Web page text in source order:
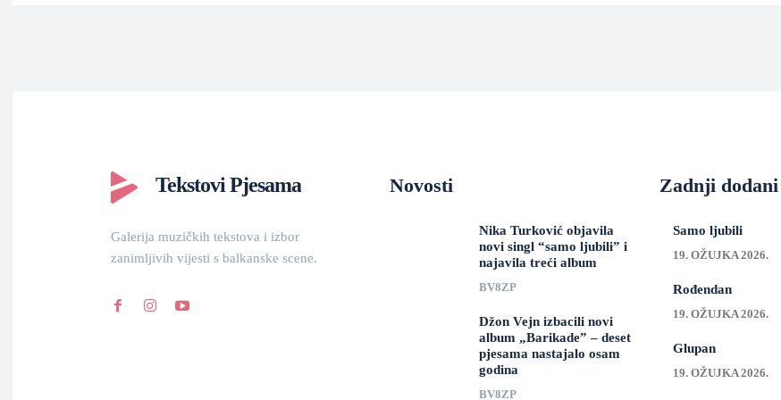
Tekstovi Pjesama
Galerija muzičkih tekstova i izbor
zanimljivih vijesti s balkanske scene.
Novosti
Nika Turković objavila
novi singl “samo ljubili” i
najavila treći album
BV8ZP
Džon Vejn izbacili novi
album „Barikade” – deset
pjesama nastajalo osam
godina
BV8ZP
Zadnji
Samo ljubili
19. OŽUJKA 2026.
Rođendan
19. OŽUJKA 2026.
Glupan
19. OŽUJKA 2026.